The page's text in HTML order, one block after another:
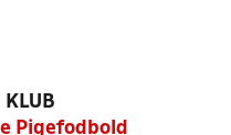
KLUB
Pigefodbold